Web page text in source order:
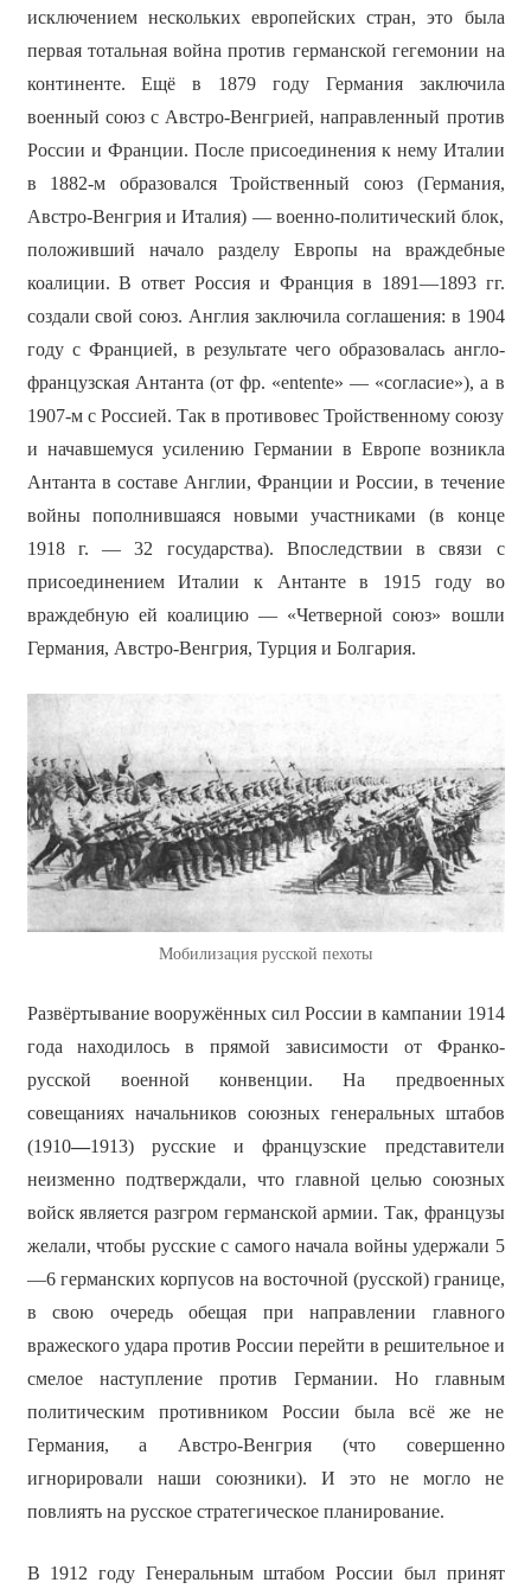
исключением нескольких европейских стран, это была
первая тотальная война против германской гегемонии на
континенте. Ещё в 1879 году Германия заключила
военный союз с Австро-Венгрией, направленный против
России и Франции. После присоединения к нему Италии
в 1882-м образовался Тройственный союз (Германия,
Австро-Венгрия и Италия) — военно-политический блок,
положивший начало разделу Европы на враждебные
коалиции. В ответ Россия и Франция в 1891—1893 гг.
создали свой союз. Англия заключила соглашения: в 1904
году с Францией, в результате чего образовалась англо-
французская Антанта (от фр. «entente» — «согласие»), а в
1907-м с Россией. Так в противовес Тройственному союзу
и начавшемуся усилению Германии в Европе возникла
Антанта в составе Англии, Франции и России, в течение
войны пополнившаяся новыми участниками (в конце
1918 г. — 32 государства). Впоследствии в связи с
присоединением Италии к Антанте в 1915 году во
враждебную ей коалицию — «Четверной союз» вошли
Германия, Австро-Венгрия, Турция и Болгария.
Мобилизация русской пехоты
Развёртывание вооружённых сил России в кампании 1914
года находилось в прямой зависимости от Франко-
русской военной конвенции. На предвоенных
совещаниях начальников союзных генеральных штабов
(1910—1913) русские и французские представители
неизменно подтверждали, что главной целью союзных
войск является разгром германской армии. Так, французы
желали, чтобы русские с самого начала войны удержали 5
—6 германских корпусов на восточной (русской) границе,
в свою очередь обещая при направлении главного
вражеского удара против России перейти в решительное и
смелое наступление против Германии. Но главным
политическим противником России была всё же не
Германия, а Австро-Венгрия (что совершенно
игнорировали наши союзники). И это не могло не
повлиять на русское стратегическое планирование.
В 1912 году Генеральным штабом России был принят